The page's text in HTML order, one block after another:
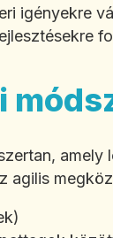
igényekre
agilis